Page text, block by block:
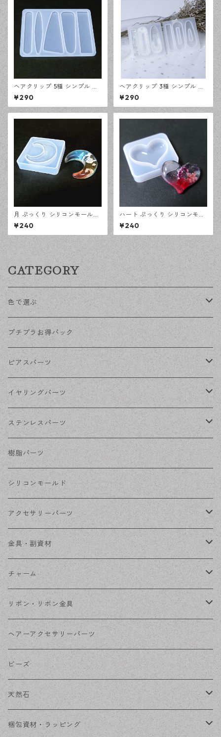
ヘアクリップ 5種 シンプル シ
リコンモールド レジン型 モー
ルド ハンドメイド 資材【en工
房】
¥290
ヘアクリップ 3種 シンプル シ
リコンモールド レジン型 モー
ルド ハンドメイド 資材【en工
房】
¥290
月 ぷっくり シリコンモールド
立体 レジン型 オルゴナイト モ
ールド ハンドメイド 資材【en
工房】
¥240
ハート ぷっくり シリコンモー
ルド 立体 レジン型 オルゴナイ
ト モールド ハンドメイド 資材
【en工房】
¥240
CATEGORY
色で選ぶ
KCゴールド
ゴールド
シルバー
ホワイトシルバー
ステンレス・シルバー
ステンレス・ゴールド
プチプラお得パック
ピアスパーツ
ポストピアス
フックピアス
その他ピアス
イヤリングパーツ
ネジばねイヤリング
クリップイヤリング
ノンホールピアス
ステンレスパーツ
ステンレスピアス
ステンレスイヤリング
ステンレスチェーン
ステンレス金具
樹脂パーツ
シリコンモールド
アクセサリーパーツ
デザイン丸カン
フレーム
コネクター
その他
金具・副資材
丸カン
ピン類
花座・ビーズキャップ
チェーン
その他
チャーム
金属
アクリル・プラ
ファーボール
リボン・リボン金具
リボン
リボン金具
ヘアーアクセサリーパーツ
ビーズ
天然石
穴あき
梱包資材・ラッピング